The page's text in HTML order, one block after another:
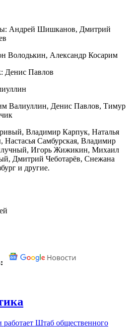
Андрей Шишканов, Дмитрий
Володькин, Александр Косарим
Денис Павлов
Валиуллин, Денис Павлов, Тимур
Владимир Карпук, Наталья
Настасья Самбурская, Владимир
Игорь Жижикин, Михаил
Дмитрий Чеботарёв, Снежана
и другие.